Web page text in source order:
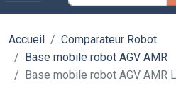
Accueil
Comparateur Robot
Base mobile robot AGV AMR
Base mobile robot AGV AMR